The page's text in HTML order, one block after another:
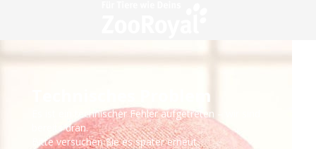
Technisches Problem
Es ist ein technischer Fehler aufgetreten – wir sind
bereits dran.
Bitte versuchen Sie es später erneut.